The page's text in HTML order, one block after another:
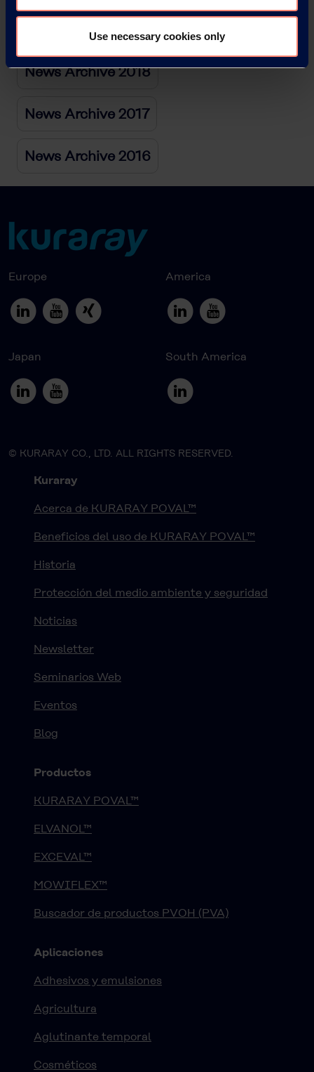
Use necessary cookies only
News Archive 2019
News Archive 2018
News Archive 2017
News Archive 2016
Europe America
Japan South America
© KURARAY CO., LTD. ALL RIGHTS RESERVED.
Kuraray
Acerca de KURARAY POVAL™
Beneficios del uso de KURARAY POVAL™
Historia
Protección del medio ambiente y seguridad
Noticias
Newsletter
Seminarios Web
Eventos
Blog
Productos
KURARAY POVAL™
ELVANOL™
EXCEVAL™
MOWIFLEX™
Buscador de productos PVOH (PVA)
Aplicaciones
Adhesivos y emulsiones
Agricultura
Aglutinante temporal
Cosméticos